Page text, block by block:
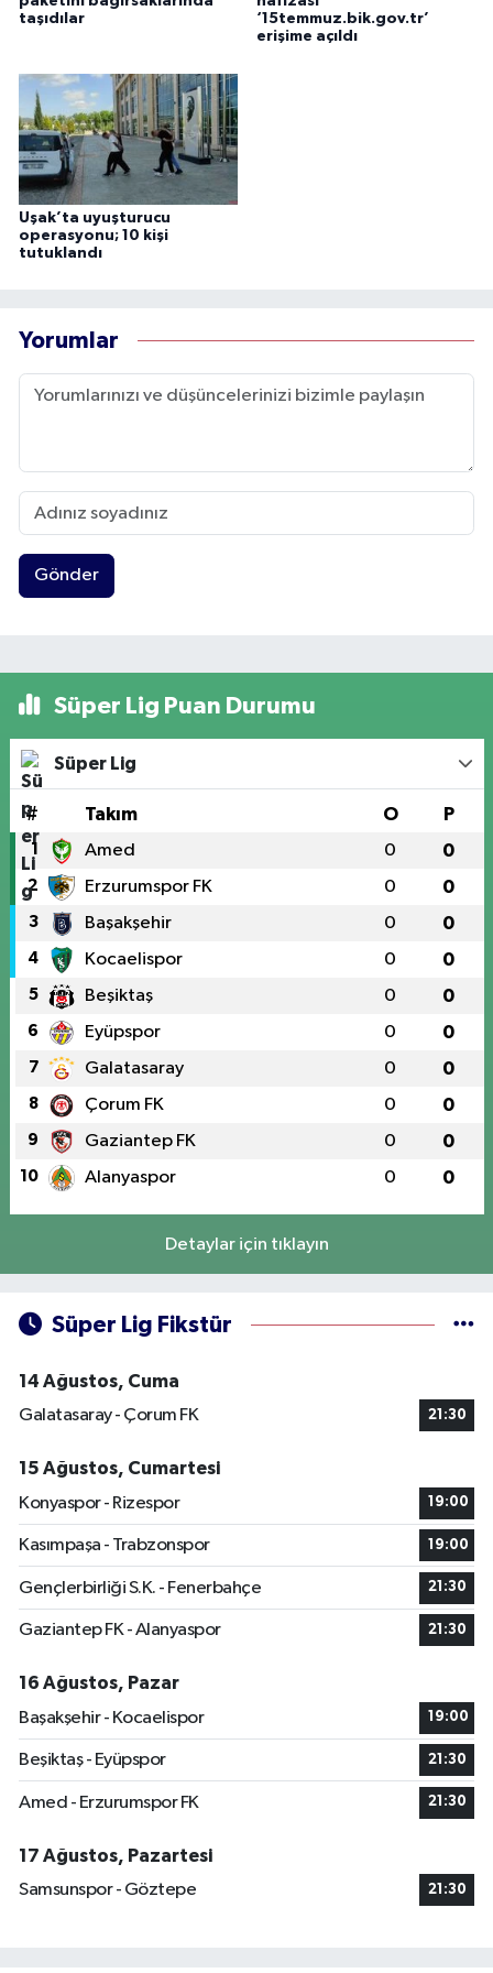
taşıdılar
‘15temmuz.bik.gov.tr’
erişime açıldı
Uşak’ta uyuşturucu
operasyonu; 10 kişi
tutuklandı
Yorumlar
Gönder
Süper Lig Puan Durumu
Süper Lig
# Takım O P
1 Amed 0 0
2 Erzurumspor FK 0 0
3 Başakşehir 0 0
4 Kocaelispor 0 0
5 Beşiktaş 0 0
6 Eyüpspor 0 0
7 Galatasaray 0 0
8 Çorum FK 0 0
9 Gaziantep FK 0 0
10 Alanyaspor 0 0
Detaylar için tıklayın
Süper Lig Fikstür
14 Ağustos, Cuma
Galatasaray - Çorum FK
21:30
15 Ağustos, Cumartesi
Konyaspor - Rizespor
19:00
Kasımpaşa - Trabzonspor 19:00
Gençlerbirliği S.K. - Fenerbahçe 21:30
Gaziantep FK - Alanyaspor 21:30
16 Ağustos, Pazar
Başakşehir - Kocaelispor
19:00
Beşiktaş - Eyüpspor 21:30
Amed - Erzurumspor FK 21:30
17 Ağustos, Pazartesi
Samsunspor - Göztepe
21:30